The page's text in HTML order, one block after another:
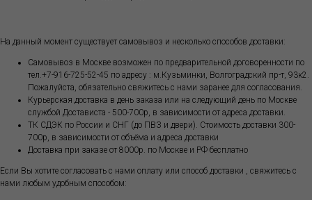
На данный момент существует самовывоз и несколько способов доставки:
Самовывоз в Москве возможен по предварительной договоренности по
тел.+7-916-725-52-45 по адресу : м.Кузьминки, Волгоградский пр-т, 93к2.
Пожалуйста, обязательно свяжитесь с нами заранее для согласования.
Курьерская доставка в день заказа или на следующий день по Москве
службой Достависта - 500-700р, в зависимости от адреса доставки.
ТК СДЭК по России и СНГ (до ПВЗ и двери). Стоимость доставки 300-
700р, в зависимости от объёма и адреса доставки
Доставка при заказе от 8000р. по Москве и РФ бесплатно
Если Вы хотите согласовать с нами оплату или способ доставки , свяжитесь с
нами любым удобным способом: